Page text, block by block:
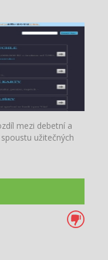
mezi debetní a
užitečných